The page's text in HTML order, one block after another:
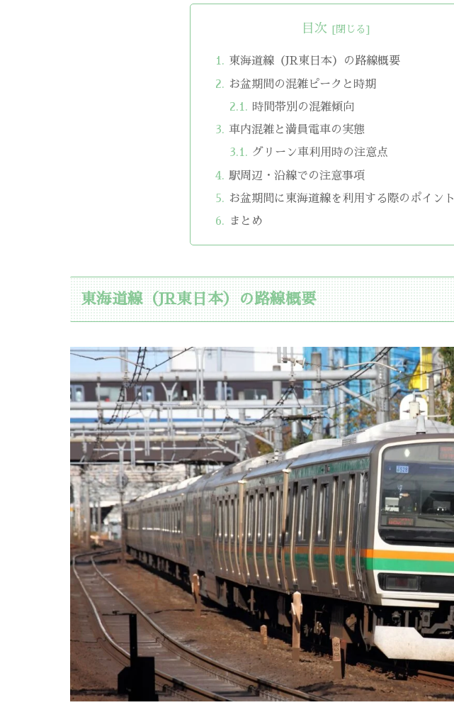
目次
東海道線（JR東日本）の路線概要
お盆期間の混雑ピークと時期
時間帯別の混雑傾向
車内混雑と満員電車の実態
グリーン車利用時の注意点
駅周辺・沿線での注意事項
お盆期間に東海道線を利用する際のポイント
まとめ
東海道線（JR東日本）の路線概要